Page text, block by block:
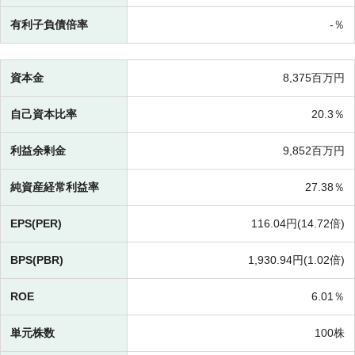
有利子負債倍率 -％
資本金 8,375百万円
自己資本比率 20.3％
利益余剰金 9,852百万円
純資産経常利益率 27.38％
EPS(PER) 116.04円(14.72倍)
BPS(PBR) 1,930.94円(1.02倍)
ROE 6.01％
単元株数 100株